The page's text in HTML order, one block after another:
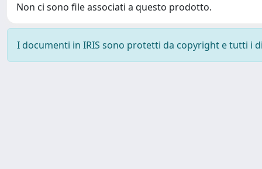
Non ci sono file associati a questo prodotto.
I documenti in IRIS sono protetti da copyright e tutti i